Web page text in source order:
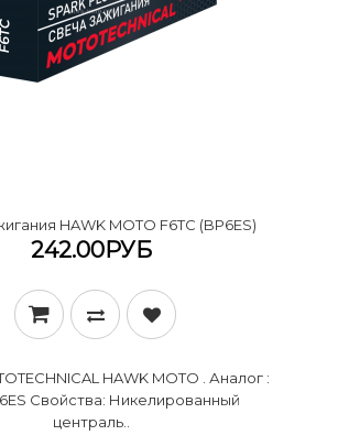
HAWK MOTO F6TC (BP6ES)
242.00РУБ
HAWK MOTO . Аналог :
Свойства: Никелированный
централь..